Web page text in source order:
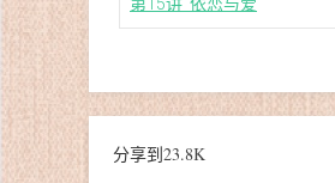
分享到23.8K